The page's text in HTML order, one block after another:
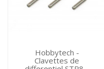
Hobbytech -
Clavettes de